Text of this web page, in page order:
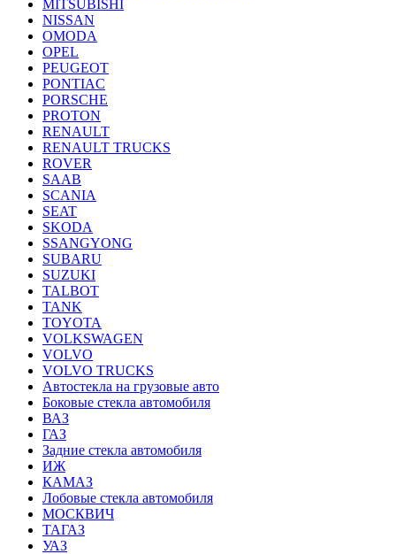
MITSUBISHI
NISSAN
OMODA
OPEL
PEUGEOT
PONTIAC
PORSCHE
PROTON
RENAULT
RENAULT TRUCKS
ROVER
SAAB
SCANIA
SEAT
SKODA
SSANGYONG
SUBARU
SUZUKI
TALBOT
TANK
TOYOTA
VOLKSWAGEN
VOLVO
VOLVO TRUCKS
Автостекла на грузовые авто
Боковые стекла автомобиля
ВАЗ
ГАЗ
Задние стекла автомобиля
ИЖ
КАМАЗ
Лобовые стекла автомобиля
МОСКВИЧ
ТАГАЗ
УАЗ